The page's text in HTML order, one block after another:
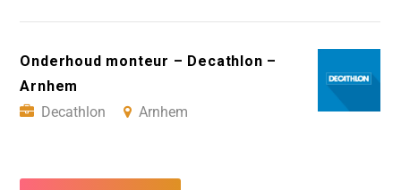
Onderhoud monteur – Decathlon –
Arnhem
Decathlon
Arnhem